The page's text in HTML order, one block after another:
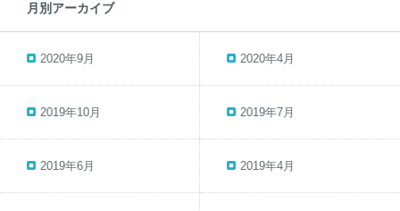
月別アーカイブ
2020年9月 2020年4月
2019年10月 2019年7月
2019年6月 2019年4月